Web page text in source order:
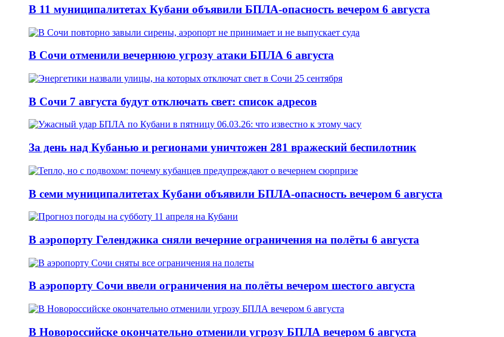
В 11 муниципалитетах Кубани объявили БПЛА-опасность вечером 6 августа
В Сочи отменили вечернюю угрозу атаки БПЛА 6 августа
В Сочи 7 августа будут отключать свет: список адресов
За день над Кубанью и регионами уничтожен 281 вражеский беспилотник
В семи муниципалитетах Кубани объявили БПЛА-опасность вечером 6 августа
В аэропорту Геленджика сняли вечерние ограничения на полёты 6 августа
В аэропорту Сочи ввели ограничения на полёты вечером шестого августа
В Новороссийске окончательно отменили угрозу БПЛА вечером 6 августа